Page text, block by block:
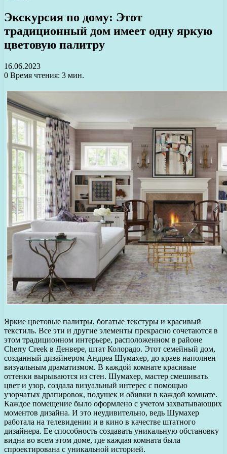
Экскурсия по дому: Этот
традиционный дом имеет одну яркую
цветовую палитру
16.06.2023
0 Время чтения: 3 мин.
Яркие цветовые палитры, богатые текстуры и красивый
текстиль. Все эти и другие элементы прекрасно сочетаются в
этом традиционном интерьере, расположенном в районе
Cherry Creek в Денвере, штат Колорадо. Этот семейный дом,
созданный дизайнером Андреа Шумахер, до краев наполнен
визуальным драматизмом. В каждой комнате красивые
оттенки вырываются из стен. Шумахер, мастер смешивать
цвет и узор, создала визуальный интерес с помощью
узорчатых драпировок, подушек и обивки в каждой комнате.
Каждое помещение было оформлено с учетом захватывающих
моментов дизайна. И это неудивительно, ведь Шумахер
работала на телевидении и в кино в качестве штатного
дизайнера. Ее способность создавать уникальную обстановку
видна во всем этом доме, где каждая комната была
спроектирована с уникальной историей.